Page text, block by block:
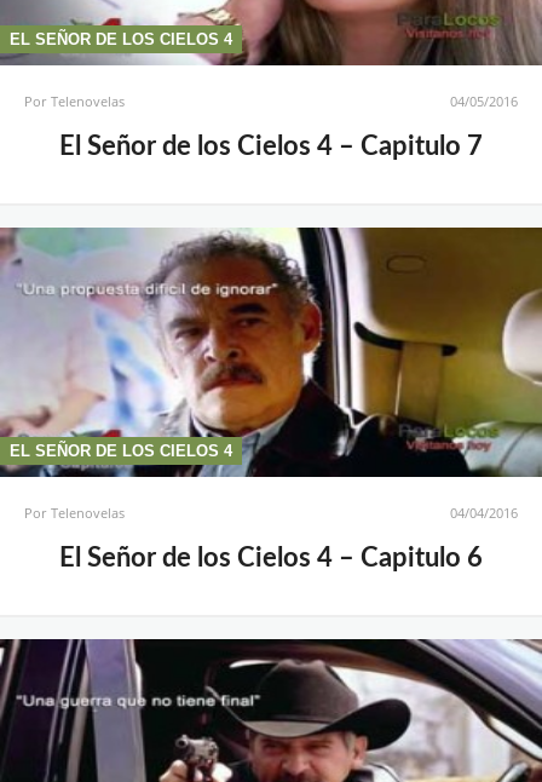
EL SEÑOR DE LOS CIELOS 4
PorTelenovelas 04/05/2016
El Señor de los Cielos 4 – Capitulo 7
EL SEÑOR DE LOS CIELOS 4
PorTelenovelas 04/04/2016
El Señor de los Cielos 4 – Capitulo 6